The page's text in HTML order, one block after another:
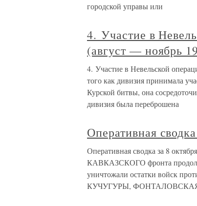
городской управы или
4. Участие в
(август — ноябрь
4. Участие в Невельской
того как дивизия принимала
Курской битвы, она
дивизия была переброшена
Оперативная
Оперативная сводка за 8
КАВКАЗСКОГО фронта
уничтожали остатки войск
КУЧУГУРЫ,